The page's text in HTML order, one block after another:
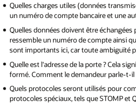
Quelles charges utiles (données
un numéro de compte bancaire et une
Quelles données doivent être
ressemble un numéro de compte ainsi
sont importants ici, car toute ambiguïté
Quelle est l'adresse de la porte ? Cela
formé. Comment le demandeur parle-t-il
Quels protocoles seront utilisés pour
protocoles spéciaux, tels que STOMP et